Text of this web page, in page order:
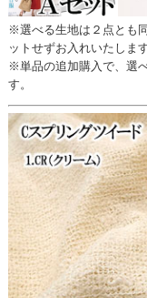
※選べる生地は２点とも
ットせずお入れいたします
※単品の追加購入で、選
す。